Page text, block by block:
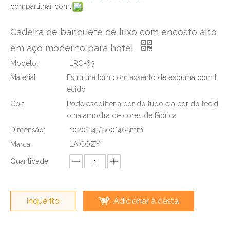
compartilhar com:
Cadeira de banquete de luxo com encosto alto
em aço moderno para hotel
Modelo:
LRC-63
Material:
Estrutura Iorn com assento de espuma com t
ecido
Cor:
Pode escolher a cor do tubo e a cor do tecid
o na amostra de cores de fábrica
Dimensão:
1020*545*500*465mm
Marca:
LAICOZY
Quantidade:
Inquérito Adicionar a cesta